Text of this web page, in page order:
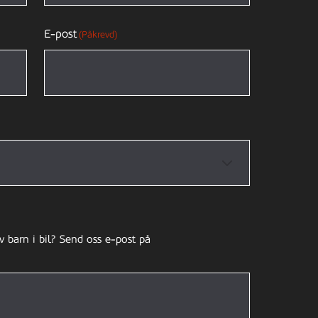
E-post (Påkrevd)
barn i bil? Send oss e-post på